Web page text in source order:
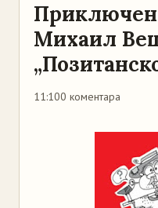
Михаил
11:100 коментара